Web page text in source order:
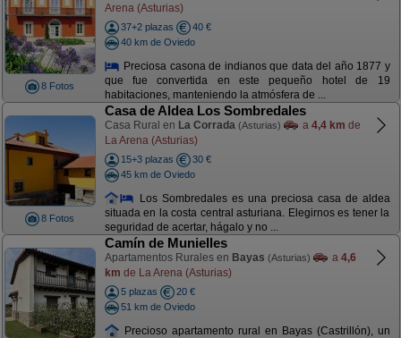
8 Fotos
Arena (Asturias)
37+2 plazas
40 €
40 km de Oviedo
Preciosa casona de indianos que data del año 1877 y
que fue convertida en este pequeño hotel de 19
habitaciones, manteniendo la atmósfera de ...
8 Fotos
Casa de Aldea Los Sombredales
Casa Rural en La Corrada (Asturias) a 4,4 km de
La Arena (Asturias)
15+3 plazas
30 €
45 km de Oviedo
Los Sombredales es una preciosa casa de aldea
situada en la costa central asturiana. Elegirnos es tener la
seguridad de acertar, hágalo y no ...
Camín de Munielles
Apartamentos Rurales en Bayas (Asturias) a 4,6
km de La Arena (Asturias)
5 plazas
20 €
51 km de Oviedo
Precioso apartamento rural en Bayas (Castrillón), un